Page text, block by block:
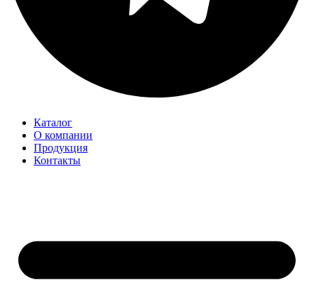
Каталог
О компании
Продукция
Контакты